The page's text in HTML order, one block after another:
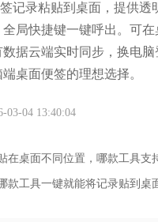
记录粘贴到桌面，提供
局快捷键一键呼出。可
据云端实时同步，换电
桌面便签的理想选择。
03-04 13:40:04
在桌面不同位置，哪款工具支
款工具一键就能将记录贴到桌